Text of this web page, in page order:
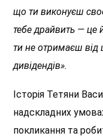
що ти виконуєш
тебе драйвить — це
ти не отримаєш від
дивідендів».
Історія Тетяни
надскладних
покликання та